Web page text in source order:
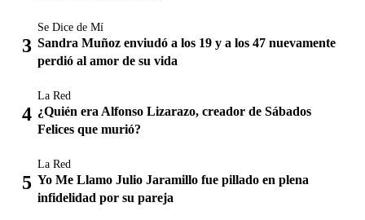
Se Dice de Mí
Sandra Muñoz enviudó a los 19 y a los 47 nuevamente
perdió al amor de su vida
La Red
¿Quién era Alfonso Lizarazo, creador de Sábados
Felices que murió?
La Red
Yo Me Llamo Julio Jaramillo fue pillado en plena
infidelidad por su pareja